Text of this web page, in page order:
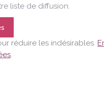
liste de diffusion.
réduire les indésirables.
.